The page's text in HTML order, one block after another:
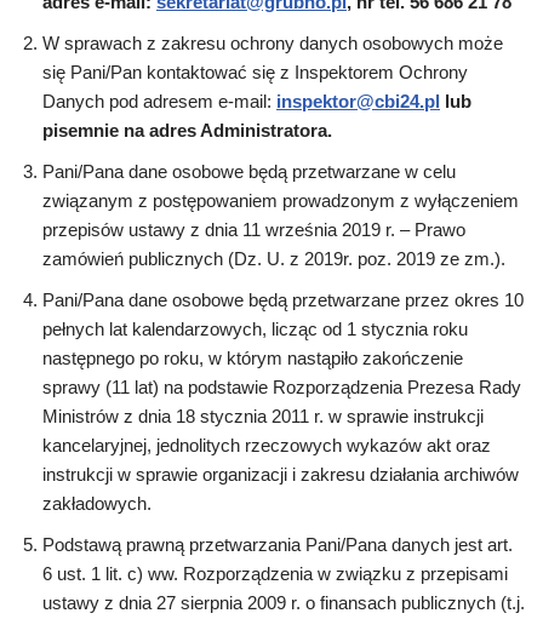
W sprawach z zakresu ochrony danych osobowych może
się Pani/Pan kontaktować się z Inspektorem Ochrony
Danych pod adresem e-mail: inspektor@cbi24.pl lub
pisemnie na adres Administratora.
Pani/Pana dane osobowe będą przetwarzane w celu
związanym z postępowaniem prowadzonym z wyłączeniem
przepisów ustawy z dnia 11 września 2019 r. – Prawo
zamówień publicznych (Dz. U. z 2019r. poz. 2019 ze zm.).
Pani/Pana dane osobowe będą przetwarzane przez okres 10
pełnych lat kalendarzowych, licząc od 1 stycznia roku
następnego po roku, w którym nastąpiło zakończenie
sprawy (11 lat) na podstawie Rozporządzenia Prezesa Rady
Ministrów z dnia 18 stycznia 2011 r. w sprawie instrukcji
kancelaryjnej, jednolitych rzeczowych wykazów akt oraz
instrukcji w sprawie organizacji i zakresu działania archiwów
zakładowych.
Podstawą prawną przetwarzania Pani/Pana danych jest art.
6 ust. 1 lit. c) ww. Rozporządzenia w związku z przepisami
ustawy z dnia 27 sierpnia 2009 r. o finansach publicznych (t.j.